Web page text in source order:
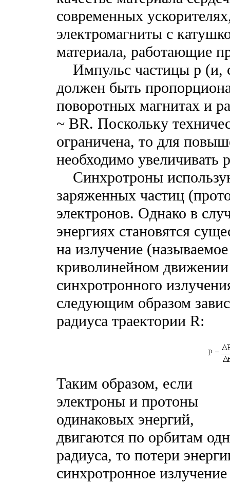
современных
электромагниты с
материала, работающие
Импульс частицы p (и,
должен быть
поворотных магнитах и
~ BR. Поскольку
ограничена, то для
необходимо увеличивать
Синхротроны
заряженных частиц
электронов. Однако в
энергиях становятся
на излучение
криволинейном
синхротронного
следующим образом
радиуса траектории R:
Таким образом, если
электроны и протоны
одинаковых энергий,
двигаются по орбитам
радиуса, то потери
синхротронное